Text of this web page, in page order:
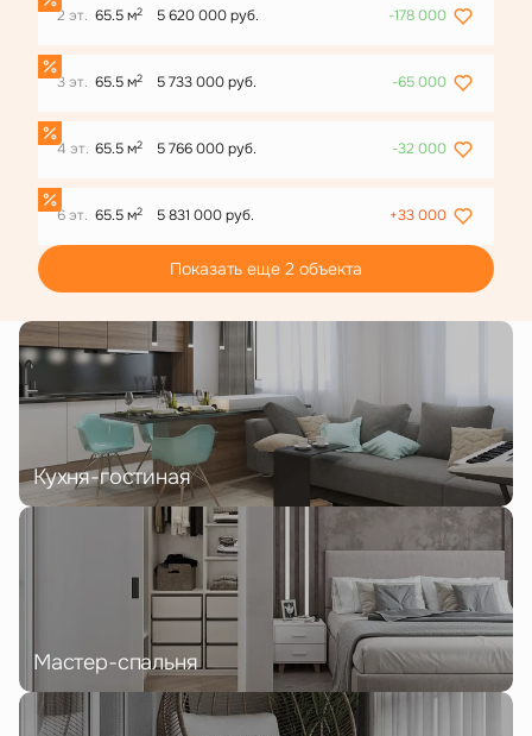
2 эт. 65.5 м2 5 620 000 руб. -178 000
3 эт. 65.5 м2 5 733 000 руб. -65 000
4 эт. 65.5 м2 5 766 000 руб. -32 000
6 эт. 65.5 м2 5 831 000 руб. +33 000
Показать еще 2 объектa
Кухня-гостиная
Мастер-спальня